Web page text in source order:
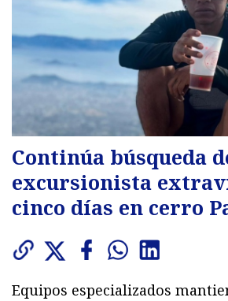
Continúa búsqueda
excursionista
cinco días en cerro
Equipos especializados